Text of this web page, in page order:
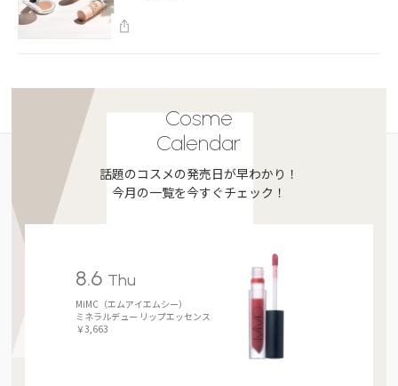
Cosme
Calendar
話題のコスメの発売日が早わかり！
今月の一覧を今すぐチェック！
8.6 Thu
MiMC（エムアイエムシー）
ミネラルデュー リップエッセンス
￥3,663